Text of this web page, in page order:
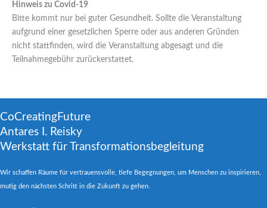
Hinweis zu Covid-19
Bitte kommt nur bei guter Gesundheit. Sollte die Veranstaltung
aufgrund einer gesetzlichen Sperre oder aus anderen Gründen
nicht stattfinden, wird die Veranstaltung abgesagt und die
Teilnahmegebühr zurückerstattet.
CoCreatingFuture
Antares I. Reisky
Werkstatt für Transformationsbegleitung
Wir schaffen Räume für vertrauensvolle, tiefe Begegnungen, um Menschen zu inspirieren,
mutig den nächsten Schritt in die Zukunft zu gehen.